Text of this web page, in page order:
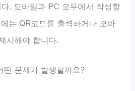
. 모바일과 PC 모두에서 작성할
는 QR코드를 출력하거나 모바
시해야 합니다.
떤 문제가 발생할까요?